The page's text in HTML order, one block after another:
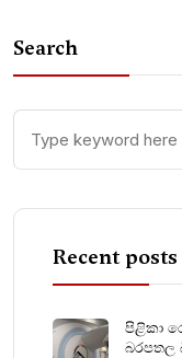
Search
Recent posts
පිළිකා
බරපතල